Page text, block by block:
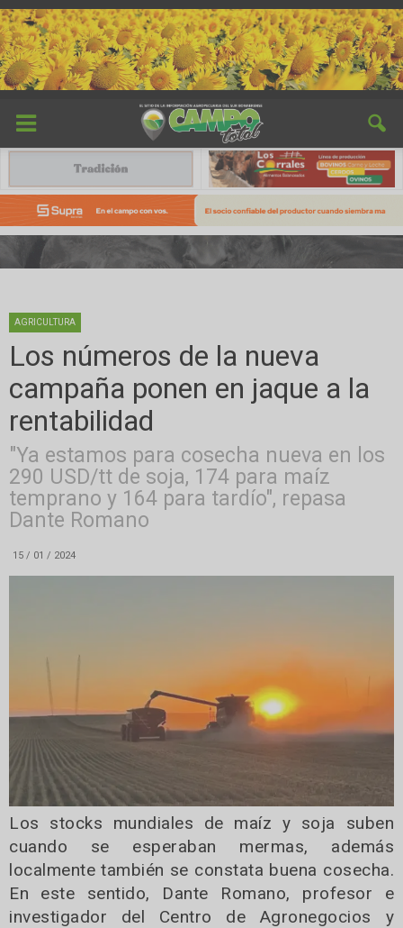
AGRICULTURA
Los números de la nueva
campaña ponen en jaque a la
rentabilidad
"Ya estamos para cosecha nueva en los
290 USD/tt de soja, 174 para maíz
temprano y 164 para tardío", repasa
Dante Romano
15 / 01 / 2024
Los stocks mundiales de maíz y soja suben
cuando se esperaban mermas, además
localmente también se constata buena cosecha.
En este sentido, Dante Romano, profesor e
investigador del Centro de Agronegocios y